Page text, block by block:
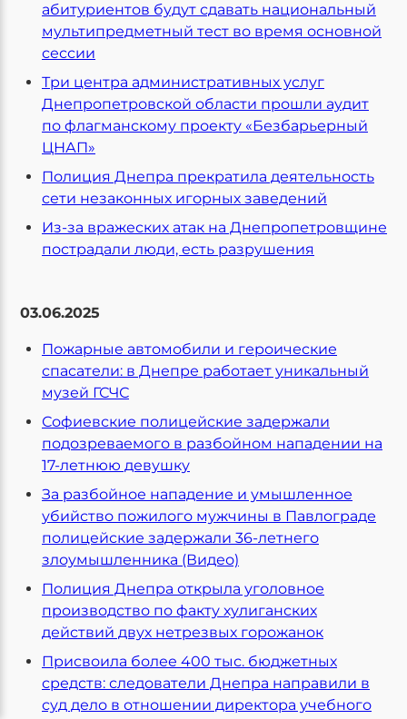
абитуриентов будут сдавать национальный
мультипредметный тест во время основной
сессии
Три центра административных услуг
Днепропетровской области прошли аудит
по флагманскому проекту «Безбарьерный
ЦНАП»
Полиция Днепра прекратила деятельность
сети незаконных игорных заведений
Из-за вражеских атак на Днепропетровщине
пострадали люди, есть разрушения
03.06.2025
Пожарные автомобили и героические
спасатели: в Днепре работает уникальный
музей ГСЧС
Софиевские полицейские задержали
подозреваемого в разбойном нападении на
17-летнюю девушку
За разбойное нападение и умышленное
убийство пожилого мужчины в Павлограде
полицейские задержали 36-летнего
злоумышленника (Видео)
Полиция Днепра открыла уголовное
производство по факту хулиганских
действий двух нетрезвых горожанок
Присвоила более 400 тыс. бюджетных
средств: следователи Днепра направили в
суд дело в отношении директора учебного